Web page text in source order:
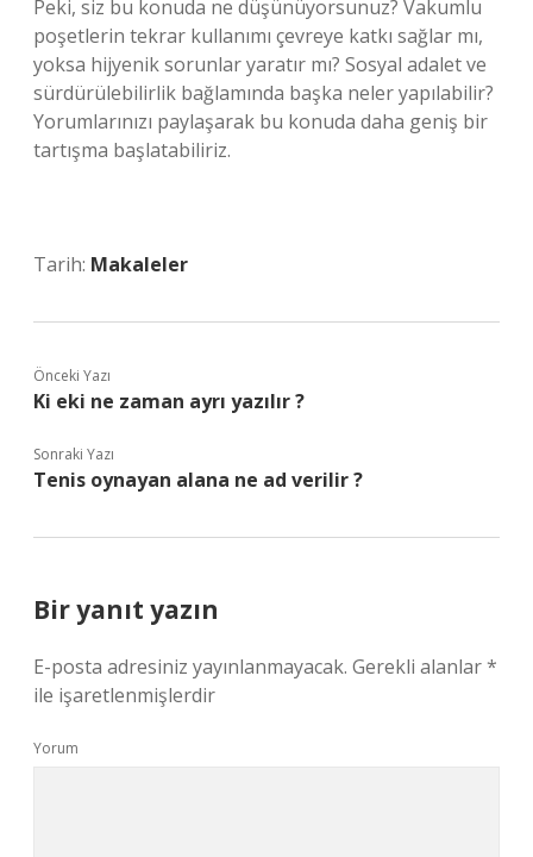
Peki, siz bu konuda ne düşünüyorsunuz? Vakumlu
poşetlerin tekrar kullanımı çevreye katkı sağlar mı,
yoksa hijyenik sorunlar yaratır mı? Sosyal adalet ve
sürdürülebilirlik bağlamında başka neler yapılabilir?
Yorumlarınızı paylaşarak bu konuda daha geniş bir
tartışma başlatabiliriz.
Tarih: Makaleler
Önceki Yazı
Ki eki ne zaman ayrı yazılır ?
Sonraki Yazı
Tenis oynayan alana ne ad verilir ?
Bir yanıt yazın
E-posta adresiniz yayınlanmayacak. Gerekli alanlar*
ile işaretlenmişlerdir
Yorum